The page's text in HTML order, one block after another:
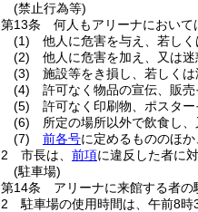
(禁止行為等)
第13条
何人もアリーナにおいて
(1)
他人に危害を与え、若し
(2)
他人に危害を加え、又は
(3)
施設等をき損し、若しく
(4)
許可なく物品の宣伝、販
(5)
許可なく印刷物、ポスタ
(6)
所定の場所以外で飲食し、
(7)
前各号に定めるもののほ
2
市長は、 前項に違反した者に
(駐車場)
第14条
アリーナに来館する者の
2
駐車場の使用時間は、午前8時